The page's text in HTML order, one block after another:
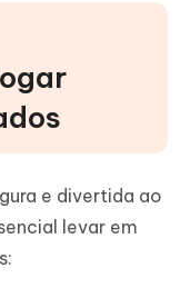
e divertida ao
levar em